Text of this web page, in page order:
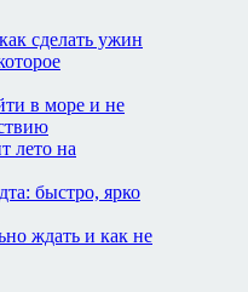
сделать ужин
в море и не
лето на
быстро, ярко
ждать и как не